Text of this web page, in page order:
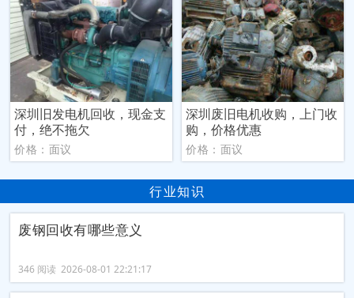
深圳旧发电机回收，现金支
付，绝不拖欠
价格：面议
深圳废旧电机收购，上门收
购，价格优惠
价格：面议
行业知识
废钢回收有哪些意义
346 阅读 2026-08-01 22:21:17